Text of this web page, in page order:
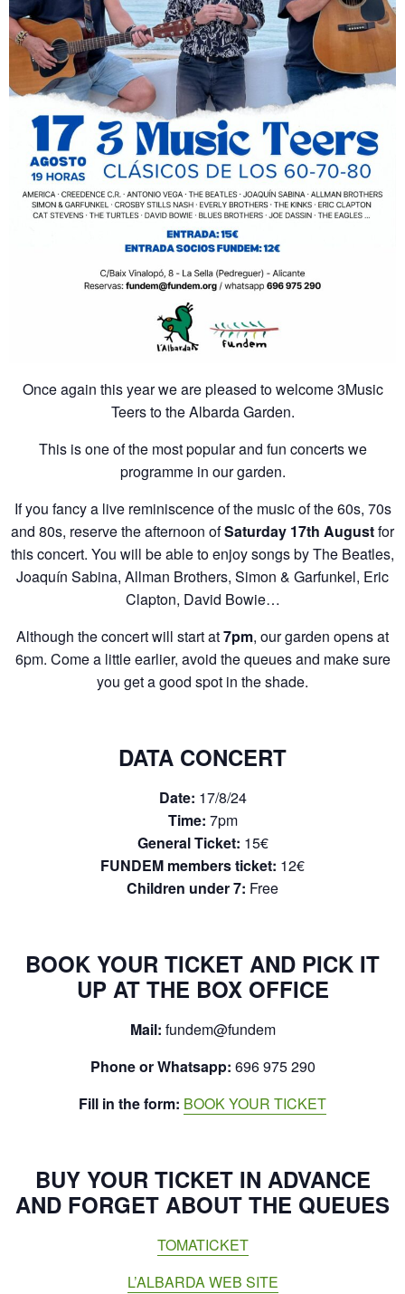
Once again this year we are pleased to welcome 3Music
Teers to the Albarda Garden.
This is one of the most popular and fun concerts we
programme in our garden.
If you fancy a live reminiscence of the music of the 60s, 70s
and 80s, reserve the afternoon ofSaturday 17th Augustfor
this concert. You will be able to enjoy songs by The Beatles,
Joaquín Sabina, Allman Brothers, Simon & Garfunkel, Eric
Clapton, David Bowie…
Although the concert will start at7pm, our garden opens at
6pm. Come a little earlier, avoid the queues and make sure
you get a good spot in the shade.
DATA CONCERT
Date: 17/8/24
Time: 7pm
General Ticket: 15€
FUNDEM members ticket: 12€
Children under 7: Free
BOOK YOUR TICKET AND PICK IT
UP AT THE BOX OFFICE
Mail: fundem@fundem
Phone or Whatsapp: 696 975 290
Fill in the form: BOOK YOUR TICKET
BUY YOUR TICKET IN ADVANCE
AND FORGET ABOUT THE QUEUES
TOMATICKET
L’ALBARDA WEB SITE